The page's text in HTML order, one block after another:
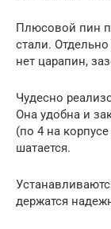
Плюсовой пин
стали.
нет царапин,
Чудесно
Она удобна и
(по 4 на
шатается.
держатся